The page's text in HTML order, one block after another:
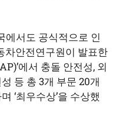
에서도 공식적으로 인
차안전연구원이 발표한
에서 충돌 안전성, 외
등 총 3개 부문 20개
‘최우수상’을 수상했